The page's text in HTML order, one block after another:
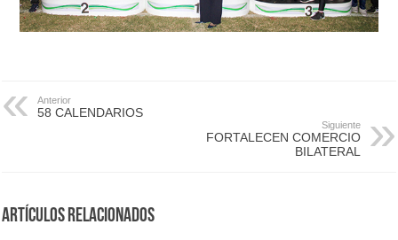
Anterior
58 CALENDARIOS
Siguiente
FORTALECEN COMERCIO
BILATERAL
Artículos Relacionados